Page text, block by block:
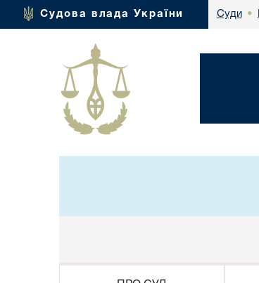
Судова влада України Суди •